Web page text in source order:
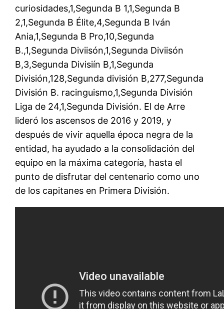
curiosidades,1,Segunda B 1,1,Segunda B
2,1,Segunda B Élite,4,Segunda B Iván
Ania,1,Segunda B Pro,10,Segunda
B.,1,Segunda Diviisón,1,Segunda Diviisón
B,3,Segunda Divisiín B,1,Segunda
División,128,Segunda división B,277,Segunda
División B. racinguismo,1,Segunda División
Liga de 24,1,Segunda División. El de Arre
lideró los ascensos de 2016 y 2019, y
después de vivir aquella época negra de la
entidad, ha ayudado a la consolidación del
equipo en la máxima categoría, hasta el
punto de disfrutar del centenario como uno
de los capitanes en Primera División.